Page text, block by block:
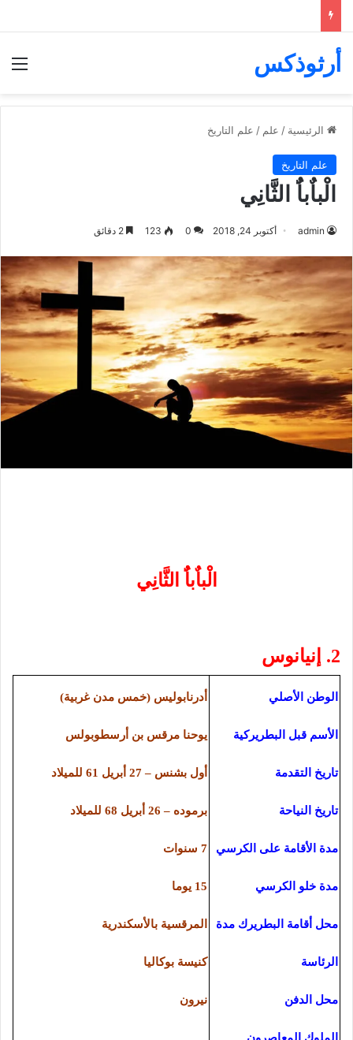
أرثوذكس
الرئيسية / علم / علم التاريخ
علم التاريخ
الْباٌباٌُ الثَّانِي
admin أكتوبر 24, 2018 0
123
الْباٌباٌُ الثَّانِي
2. إنيانوس
الوطن الأصلي
الأسم قبل البطريركية
تاريخ التقدمة
تاريخ النياحة
مدة الأقامة على الكرسي
مدة خلو الكرسي
محل أقامة البطريرك مدة
الرئاسة
محل الدفن
أدرنابوليس (خمس مدن غربية)
يوحنا مرقس بن أرسطوبولس
أول بشنس – 27 أبريل 61 للميلاد
برموده – 26 أبريل 68 للميلاد
7 سنوات
15 يوما
المرقسية بالأسكندرية
كنيسة بوكاليا
نيرون